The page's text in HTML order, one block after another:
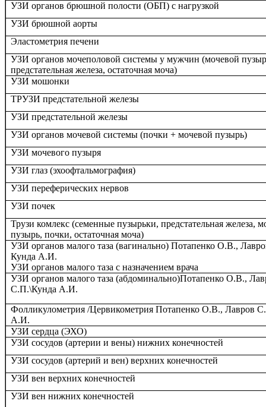
УЗИ органов брюшной полости (ОБП) с нагрузкой
УЗИ брюшной аорты
Эластометрия печени
УЗИ органов мочеполовой системы у мужчин (мочевой
предстательная железа, остаточная моча)
УЗИ мошонки
ТРУЗИ предстательной железы
УЗИ предстательной железы
УЗИ органов мочевой системы (почки + мочевой пузырь)
УЗИ мочевого пузыря
УЗИ глаз (эхоофтальмография)
УЗИ переферических нервов
УЗИ почек
Трузи комлекс (семенные пузырьки, предстательная железа,
пузырь, почки, остаточная моча)
УЗИ органов малого таза (вагинально) Потапенко О.В.,
Кунда А.И.
УЗИ органов малого таза с назначением врача
УЗИ органов малого таза (абдоминально)Потапенко О.В.,
С.П.\Кунда А.И.
Фолликулометрия /Цервикометрия Потапенко О.В., Лавров
А.И.
УЗИ сердца (ЭХО)
УЗИ сосудов (артерии и вены) нижних конечностей
УЗИ сосудов (артерий и вен) верхних конечностей
УЗИ вен верхних конечностей
УЗИ вен нижних конечностей